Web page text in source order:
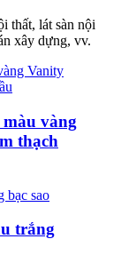
thất, lát sàn nội
xây dựng, vv.
vàng
thạch
trắng